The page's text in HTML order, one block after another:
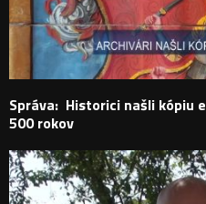
Správa: Historici našli kópiu
500 rokov